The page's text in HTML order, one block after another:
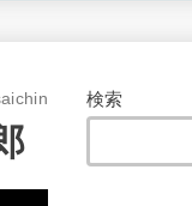
検索